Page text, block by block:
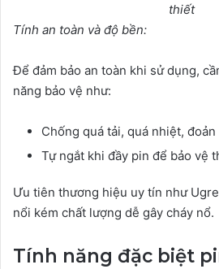
thiết
Tính an toàn và độ bền:
Để đảm bảo an toàn khi sử dụng,
năng bảo vệ như:
Chống quá tải, quá nhiệt, đoản
Tự ngắt khi đầy pin để bảo vệ
Ưu tiên thương hiệu uy tín như
nổi kém chất lượng dễ gây cháy nổ.
Tính năng đặc biệt